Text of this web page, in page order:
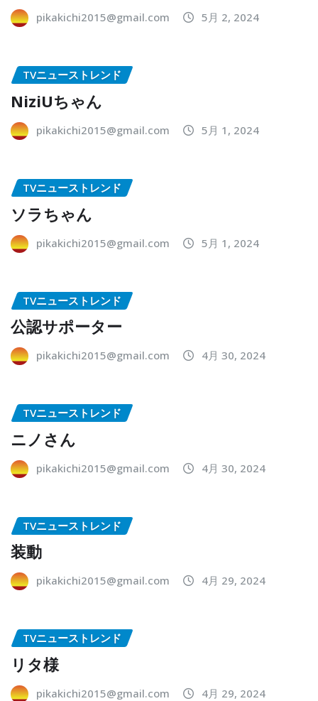
pikakichi2015@gmail.com 5月 2, 2024
TVニューストレンド
NiziUちゃん
pikakichi2015@gmail.com 5月 1, 2024
TVニューストレンド
ソラちゃん
pikakichi2015@gmail.com 5月 1, 2024
TVニューストレンド
公認サポーター
pikakichi2015@gmail.com 4月 30, 2024
TVニューストレンド
ニノさん
pikakichi2015@gmail.com 4月 30, 2024
TVニューストレンド
装動
pikakichi2015@gmail.com 4月 29, 2024
TVニューストレンド
リタ様
pikakichi2015@gmail.com 4月 29, 2024